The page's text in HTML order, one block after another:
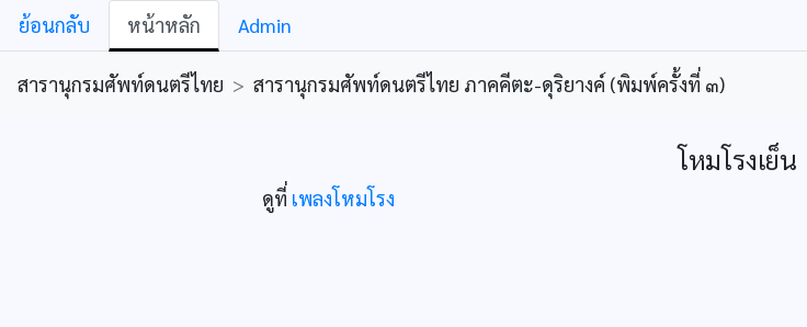
ย้อนกลับ หน้าหลัก Admin
สารานุกรมศัพท์ดนตรีไทย > สารานุกรมศัพท์ดนตรีไทย ภาคคีตะ-ดุริยางค์ (พิมพ์ครั้งที่ ๓)
โหมโรงเย็น
ดูที่ เพลงโหมโรง